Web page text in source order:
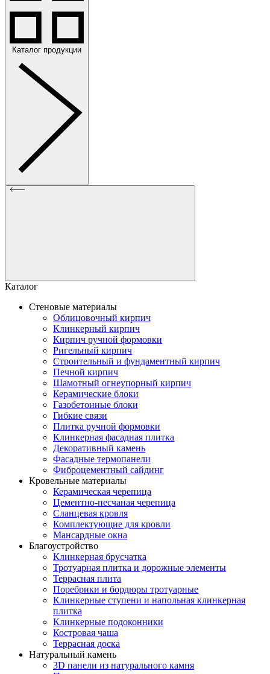
Каталог продукции
Каталог
Стеновые материалы
Облицовочный кирпич
Клинкерный кирпич
Кирпич ручной формовки
Ригельный кирпич
Строительный и фундаментный кирпич
Печной кирпич
Шамотный огнеупорный кирпич
Керамические блоки
Газобетонные блоки
Гибкие связи
Плитка ручной формовки
Клинкерная фасадная плитка
Декоративный камень
Фасадные термопанели
Фиброцементный сайдинг
Кровельные материалы
Керамическая черепица
Цементно-песчаная черепица
Сланцевая кровля
Комплектующие для кровли
Мансардные окна
Благоустройство
Клинкерная брусчатка
Тротуарная плитка и дорожные элементы
Террасная плита
Поребрики и бордюры тротуарные
Клинкерные ступени и напольная клинкерная
плитка
Клинкерные подоконники
Костровая чаша
Террасная доска
Натуральный камень
3D панели из натурального камня